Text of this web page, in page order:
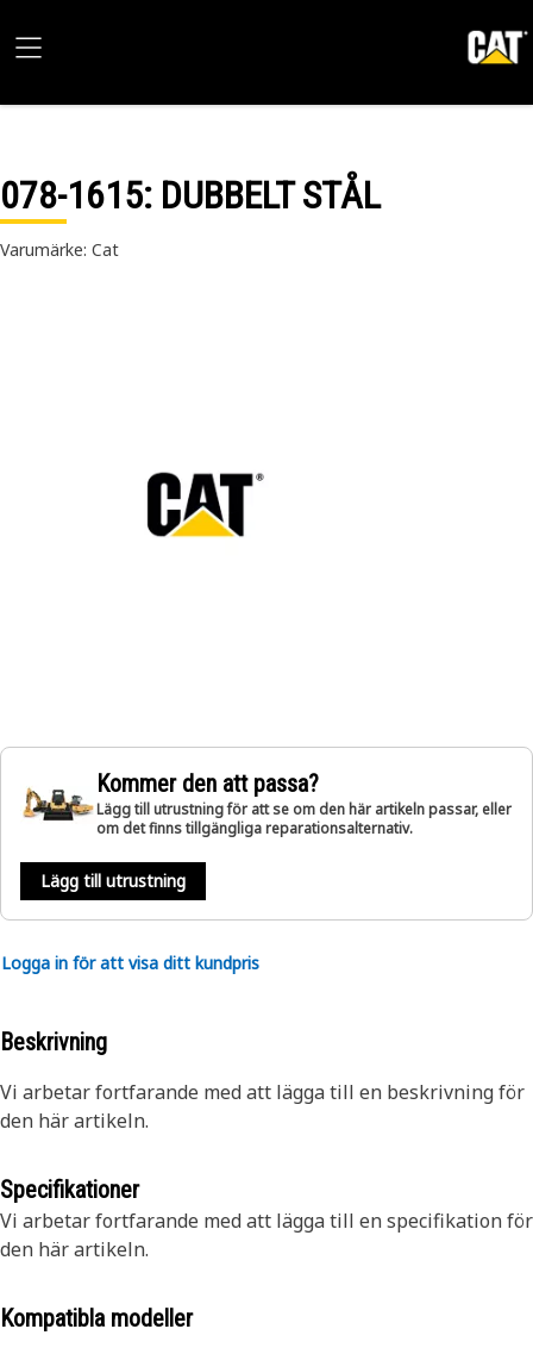
078-1615: DUBBELT STÅL
Varumärke: Cat
Kommer den att passa?
Lägg till utrustning för att se om den här artikeln passar, eller
om det finns tillgängliga reparationsalternativ.
Lägg till utrustning
Logga in för att visa ditt kundpris
Beskrivning
Vi arbetar fortfarande med att lägga till en beskrivning för
den här artikeln.
Specifikationer
Vi arbetar fortfarande med att lägga till en specifikation för
den här artikeln.
Kompatibla modeller